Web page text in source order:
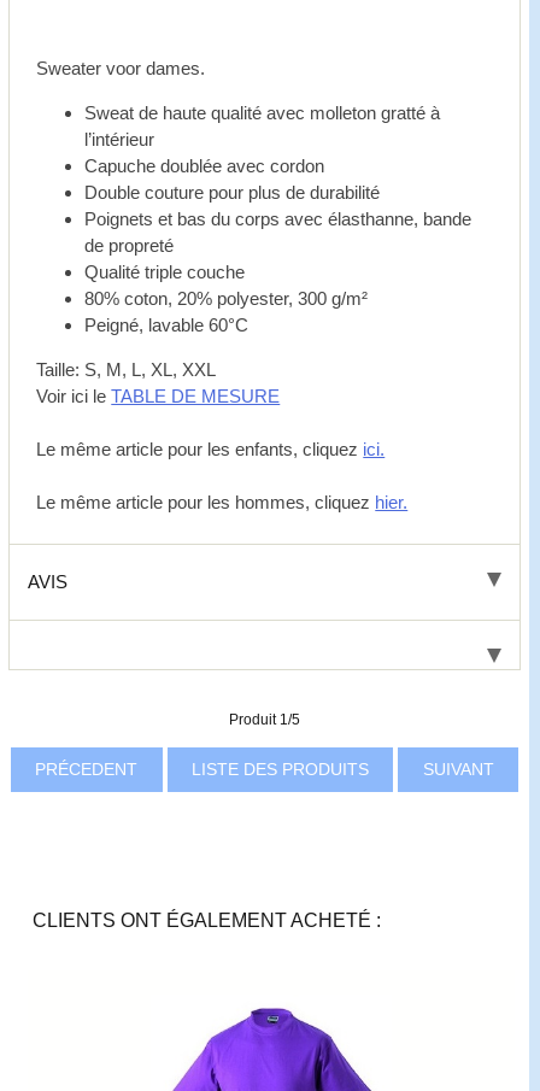
Sweater voor dames.
Sweat de haute qualité avec molleton gratté à
l’intérieur
Capuche doublée avec cordon
Double couture pour plus de durabilité
Poignets et bas du corps avec élasthanne, bande
de propreté
Qualité triple couche
80% coton, 20% polyester, 300 g/m²
Peigné, lavable 60°C
Taille: S, M, L, XL, XXL
Voir ici leTABLE DE MESURE
Le même article pour les enfants, cliquez ici.
Le même article pour les hommes, cliquez hier.
AVIS
Produit 1/5
PRÉCEDENT LISTE DES PRODUITS SUIVANT
CLIENTS ONT ÉGALEMENT ACHETÉ :